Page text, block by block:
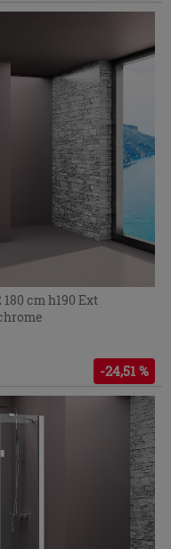
cm h190 Ext
-24,51 %